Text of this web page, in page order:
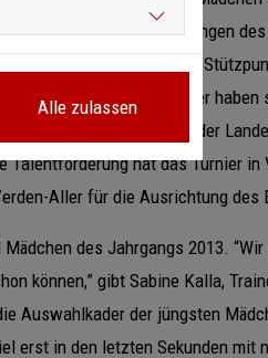
folgten dann die Jungen des
Verden spielte hier der
Spielerinnen und Spieler
Training bis zu Sichtung der
Talentförderung hat das Turnier
Aller für die Ausrichtung des
des Jahrgangs 2013.
können,” gibt Sabine Kalla,
Auswahlkader der jüngsten
erst in den letzten Sekunden mit
Alle zulassen